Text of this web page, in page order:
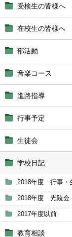
受検生の皆様へ
在校生の皆様へ
部活動
音楽コース
進路指導
行事予定
生徒会
学校日記
2018年度 行事・
2018年度 光陵会
2017年度以前
教育相談